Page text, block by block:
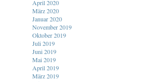
April 2020
März 2020
Januar 2020
November 2019
Oktober 2019
Juli 2019
Juni 2019
Mai 2019
April 2019
März 2019